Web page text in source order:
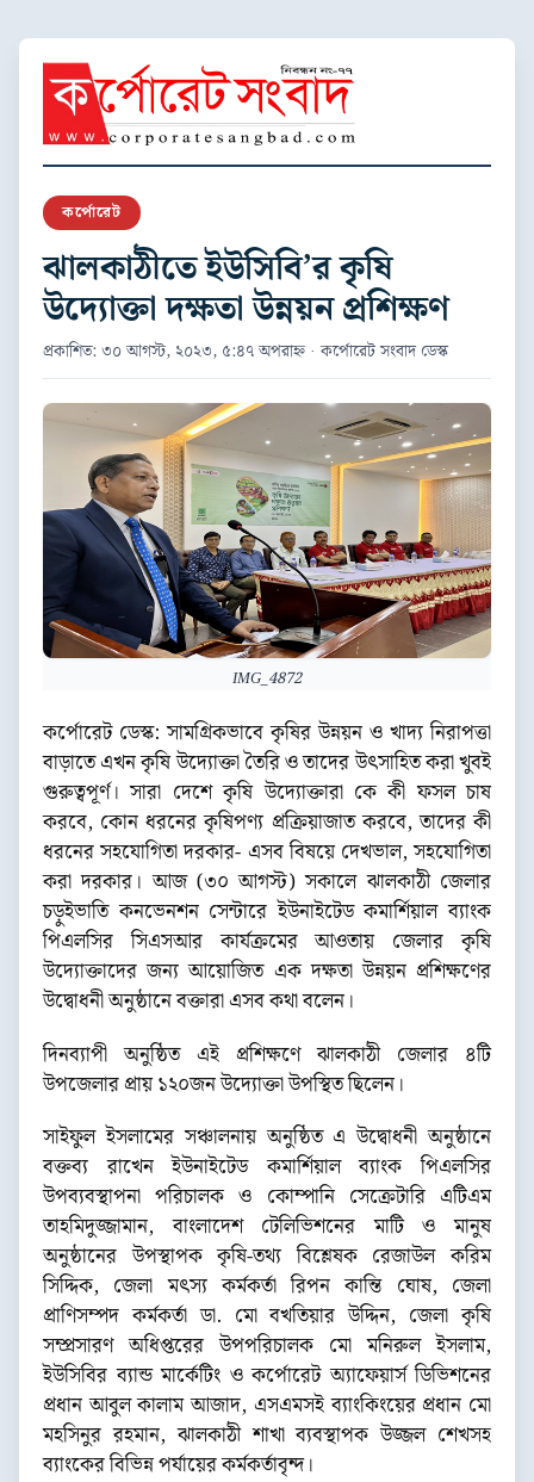
কর্পোরেট
ঝালকাঠীতে ইউসিবি’র কৃষি
উদ্যোক্তা দক্ষতা উন্নয়ন প্রশিক্ষণ
প্রকাশিত: ৩০ আগস্ট, ২০২৩, ৫:৪৭ অপরাহ্ন · কর্পোরেট সংবাদ ডেস্ক
IMG_4872
কর্পোরেট ডেস্ক: সামগ্রিকভাবে কৃষির উন্নয়ন ও খাদ্য নিরাপত্তা
বাড়াতে এখন কৃষি উদ্যোক্তা তৈরি ও তাদের উৎসাহিত করা খুবই
গুরুত্বপূর্ণ। সারা দেশে কৃষি উদ্যোক্তারা কে কী ফসল চাষ
করবে, কোন ধরনের কৃষিপণ্য প্রক্রিয়াজাত করবে, তাদের কী
ধরনের সহযোগিতা দরকার- এসব বিষয়ে দেখভাল, সহযোগিতা
করা দরকার। আজ (৩০ আগস্ট) সকালে ঝালকাঠী জেলার
চড়ুইভাতি কনভেনশন সেন্টারে ইউনাইটেড কমার্শিয়াল ব্যাংক
পিএলসির সিএসআর কার্যক্রমের আওতায় জেলার কৃষি
উদ্যোক্তাদের জন্য আয়োজিত এক দক্ষতা উন্নয়ন প্রশিক্ষণের
উদ্বোধনী অনুষ্ঠানে বক্তারা এসব কথা বলেন।
দিনব্যাপী অনুষ্ঠিত এই প্রশিক্ষণে ঝালকাঠী জেলার ৪টি
উপজেলার প্রায় ১২০জন উদ্যোক্তা উপস্থিত ছিলেন।
সাইফুল ইসলামের সঞ্চালনায় অনুষ্ঠিত এ উদ্বোধনী অনুষ্ঠানে
বক্তব্য রাখেন ইউনাইটেড কমার্শিয়াল ব্যাংক পিএলসির
উপব্যবস্থাপনা পরিচালক ও কোম্পানি সেক্রেটারি এটিএম
তাহমিদুজ্জামান, বাংলাদেশ টেলিভিশনের মাটি ও মানুষ
অনুষ্ঠানের উপস্থাপক কৃষি-তথ্য বিশ্লেষক রেজাউল করিম
সিদ্দিক, জেলা মৎস্য কর্মকর্তা রিপন কান্তি ঘোষ, জেলা
প্রাণিসম্পদ কর্মকর্তা ডা. মো বখতিয়ার উদ্দিন, জেলা কৃষি
সম্প্রসারণ অধিপ্তরের উপপরিচালক মো মনিরুল ইসলাম,
ইউসিবির ব্যান্ড মার্কেটিং ও কর্পোরেট অ্যাফেয়ার্স ডিভিশনের
প্রধান আবুল কালাম আজাদ, এসএমসই ব্যাংকিংয়ের প্রধান মো
মহসিনুর রহমান, ঝালকাঠী শাখা ব্যবস্থাপক উজ্জল শেখসহ
ব্যাংকের বিভিন্ন পর্যায়ের কর্মকর্তাবৃন্দ।